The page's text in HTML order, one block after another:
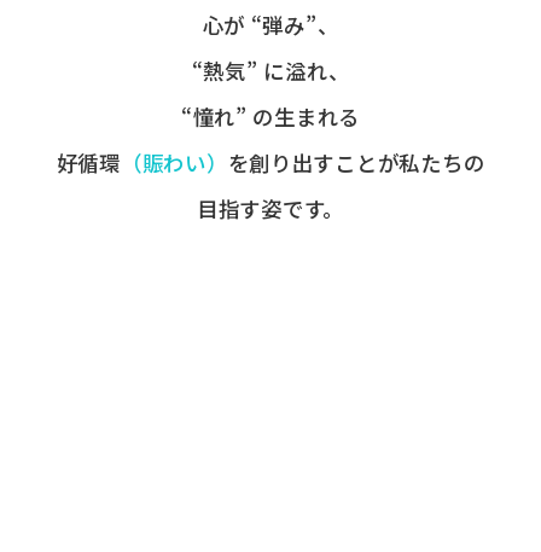
心が​ “弾み”、
“熱気” に​溢れ、
“憧れ” の​生まれる
好循環 ​（賑わい） を​創り出すことが​私たちの​
目指す姿です。​